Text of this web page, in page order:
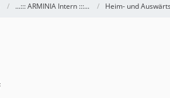
...::: ARMINIA Intern :::... Heim- und